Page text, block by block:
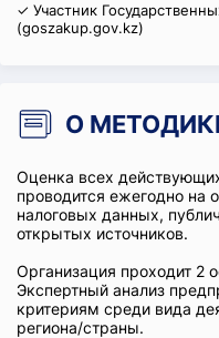
✓ Участник
(goszakup.gov.kz)
О
Оценка всех
проводится ежегодно на
налоговых данных,
открытых источников.
Организация проходит 2
Экспертный анализ
критериям среди вида
региона/страны.